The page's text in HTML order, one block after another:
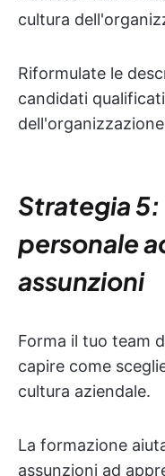
cultura
Riformulate le
candidati
Strategia 5:
personale
assunzioni
Forma il tuo team
capire come
cultura aziendale.
La formazione
assunzioni ad